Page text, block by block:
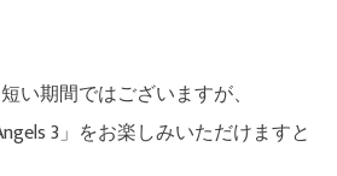
い期間ではございますが、
3」をお楽しみいただけますと